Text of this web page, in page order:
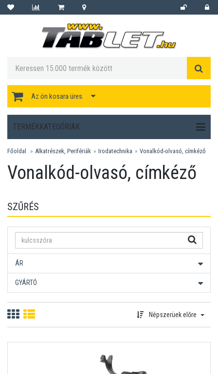
Az ön kosara üres.
TERMÉKKATEGÓRIÁK
Főoldal Alkatrészek, Perifériák Irodatechnika Vonalkód-olvasó, címkéző
Vonalkód-olvasó, címkéző
SZŰRÉS
ÁR
GYÁRTÓ
Népszerüek előre